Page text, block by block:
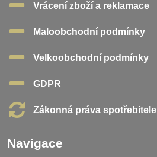
Vrácení zboží a reklamace
Maloobchodní podmínky
Velkoobchodní podmínky
GDPR
Zákonná práva spotřebitele
Navigace